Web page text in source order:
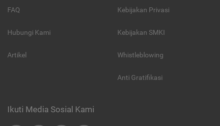
FAQ
Hubungi Kami
Artikel
Kebijakan Privasi
Kebijakan SMKI
Whistleblowing
Anti Gratifikasi
Ikuti Media Sosial Kami